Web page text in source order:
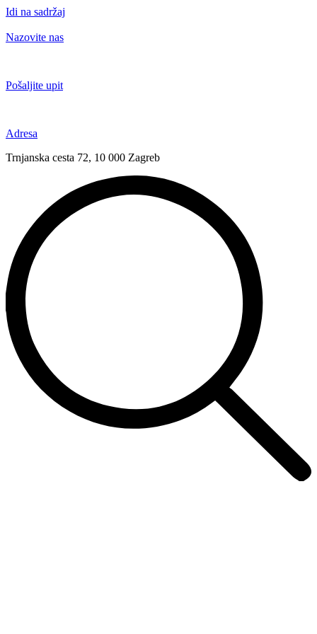
Idi na sadržaj
Nazovite nas
Pošaljite upit
Adresa
Trnjanska cesta 72, 10 000 Zagreb